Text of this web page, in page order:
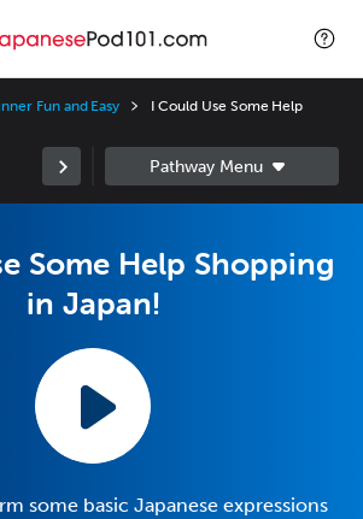
Fun and Easy
I Could Use Some Help
Some Help Shopping
in Japan!
some basic Japanese expressions